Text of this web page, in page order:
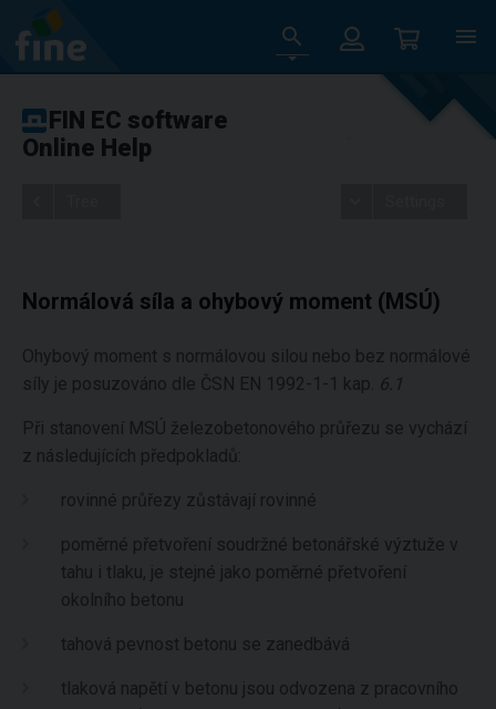
FIN EC software
Online Help
Normálová síla a ohybový moment (MSÚ)
Ohybový moment s normálovou silou nebo bez normálové
síly je posuzováno dle ČSN EN 1992-1-1 kap. 6.1
Při stanovení MSÚ železobetonového průřezu se vychází
z následujících předpokladů:
rovinné průřezy zůstávají rovinné
poměrné přetvoření soudržné betonářské výztuže v
tahu i tlaku, je stejné jako poměrné přetvoření
okolního betonu
tahová pevnost betonu se zanedbává
tlaková napětí v betonu jsou odvozena z pracovního